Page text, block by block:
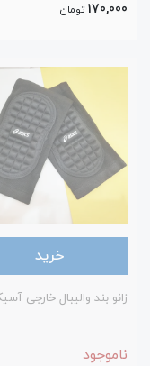
170,000 تومان
خرید
زانو بند والیبال خارجی
ناموجود